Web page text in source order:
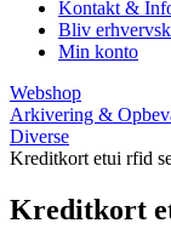
Kontakt &
Bliv
Min konto
Webshop
Arkivering &
Diverse
Kreditkort etui rfid
Kreditkort